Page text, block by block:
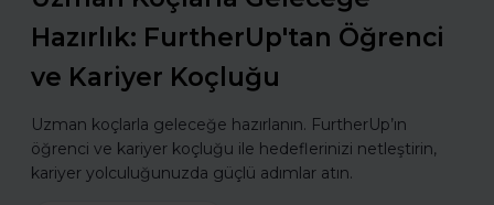
Hazırlık: FurtherUp'tan Öğrenci
ve Kariyer Koçluğu
Uzman koçlarla geleceğe hazırlanın. FurtherUp’ın
öğrenci ve kariyer koçluğu ile hedeflerinizi netleştirin,
kariyer yolculuğunuzda güçlü adımlar atın.